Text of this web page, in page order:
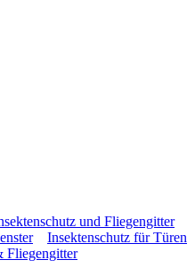
und Fliegengitter
Insektenschutz für Türen
Fliegengitter